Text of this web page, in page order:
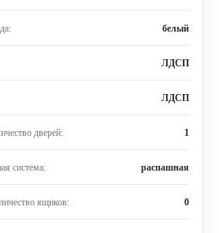
белый
ЛДСП
ЛДСП
дверей: 1
система: распашная
ящиков: 0